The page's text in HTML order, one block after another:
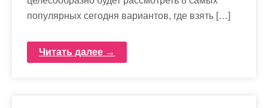
популярных сегодня вариантов, где взять […]
Читать далее →